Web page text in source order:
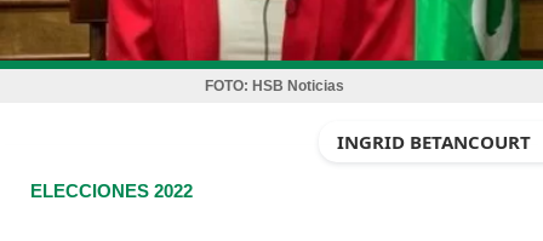
FOTO: HSB Noticias
INGRID BETANCOURT
ELECCIONES 2022